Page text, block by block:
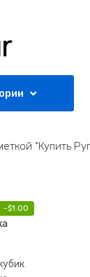
“Купить
-$1.00